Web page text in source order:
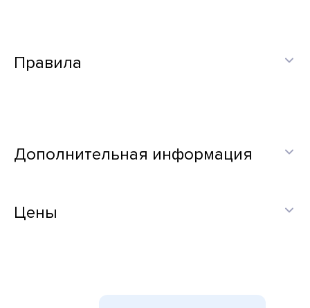
Правила
Дополнительная информация
Цены